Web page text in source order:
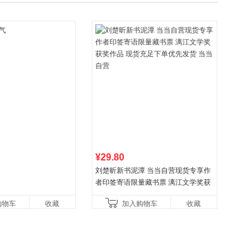
数码影音
电脑办公
大家电
物车 收藏
¥29.80
刘楚昕新书泥潭 当当自营现货专享作
者印签寄语限量藏书票 漓江文学奖获
加入购物车 收藏